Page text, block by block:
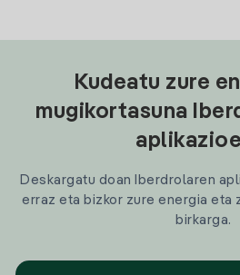
Kudeatu zure
mugikortasuna
Deskargatu doan Iberdrolaren
erraz eta bizkor zure energia eta
birkarga.